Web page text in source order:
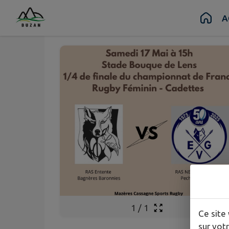
Contenu
1 / 1
Ce site
sur